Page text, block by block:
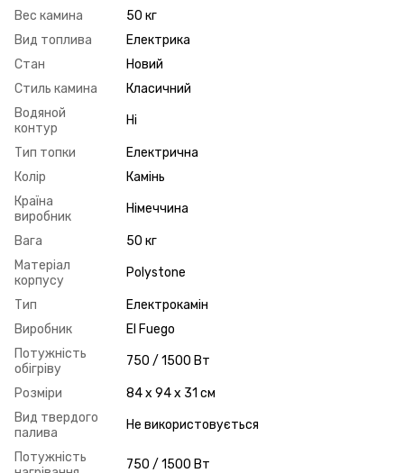
Вес камина
50 кг
Вид топлива
Електрика
Стан
Новий
Стиль камина
Класичний
Водяной
контур
Ні
Тип топки
Електрична
Колір
Камінь
Країна
виробник
Німеччина
Вага
50 кг
Матеріал
корпусу
Polystone
Тип
Електрокамін
Виробник
El Fuego
Потужність
обігріву
750 / 1500 Вт
Розміри
84 x 94 x 31 см
Вид твердого
палива
Не використовується
Потужність
750 / 1500 Вт